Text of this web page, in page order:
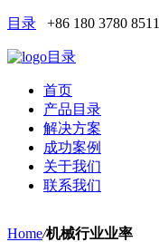
目录 +86 180 3780 8511
目录
首页
产品目录
解决方案
成功案例
关于我们
联系我们
Home/机械行业业率